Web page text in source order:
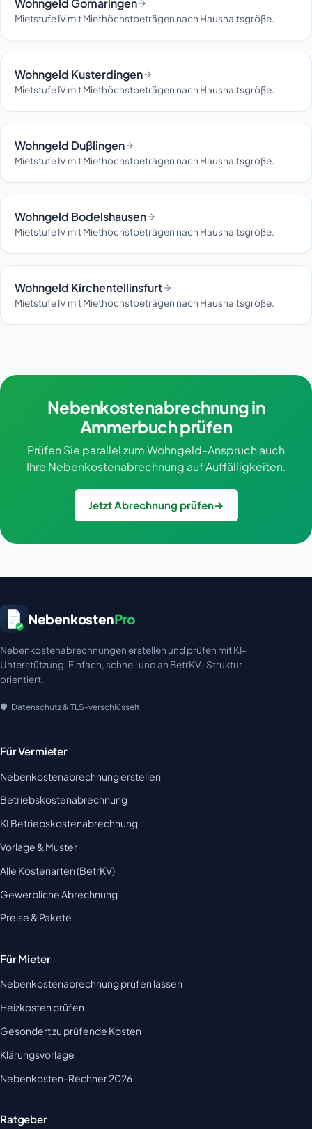
Wohngeld Gomaringen
Mietstufe IV mit Miethöchstbeträgen nach Haushaltsgröße.
Wohngeld Kusterdingen
Mietstufe IV mit Miethöchstbeträgen nach Haushaltsgröße.
Wohngeld Dußlingen
Mietstufe IV mit Miethöchstbeträgen nach Haushaltsgröße.
Wohngeld Bodelshausen
Mietstufe IV mit Miethöchstbeträgen nach Haushaltsgröße.
Wohngeld Kirchentellinsfurt
Mietstufe IV mit Miethöchstbeträgen nach Haushaltsgröße.
Nebenkostenabrechnung in
Ammerbuch prüfen
Prüfen Sie parallel zum Wohngeld-Anspruch auch
Ihre Nebenkostenabrechnung auf Auffälligkeiten.
Jetzt Abrechnung prüfen→
NebenkostenPro
Nebenkostenabrechnungen erstellen und prüfen mit KI-
Unterstützung. Einfach, schnell und an BetrKV-Struktur
orientiert.
Datenschutz & TLS-verschlüsselt
Für Vermieter
Nebenkostenabrechnung erstellen
Betriebskostenabrechnung
KI Betriebskostenabrechnung
Vorlage & Muster
Alle Kostenarten (BetrKV)
Gewerbliche Abrechnung
Preise & Pakete
Für Mieter
Nebenkostenabrechnung prüfen lassen
Heizkosten prüfen
Gesondert zu prüfende Kosten
Klärungsvorlage
Nebenkosten-Rechner 2026
Ratgeber